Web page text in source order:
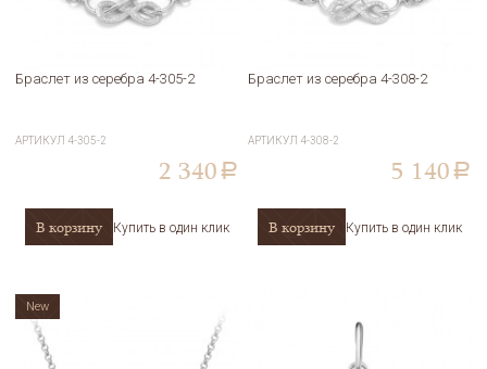
Браслет из серебра 4-305-2
АРТИКУЛ 4-305-2
2 340 a
В корзину Купить в один клик
Браслет из серебра 4-308-2
АРТИКУЛ 4-308-2
5 140 a
В корзину Купить в один клик
New